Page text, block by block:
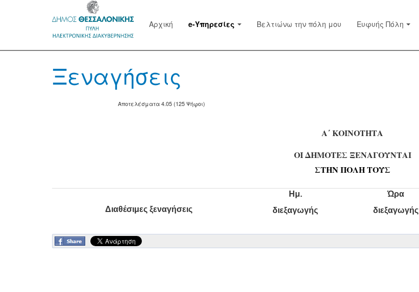
Αρχική e-Υπηρεσίες Βελτιώνω την πόλη μου Ευφυής Πόλη
Ξεναγήσεις
Αποτελέσματα 4.05 (125 Ψήφοι)
Α΄ ΚΟΙΝΟΤΗΤΑ
ΟΙ ΔΗΜΟΤΕΣ ΞΕΝΑΓΟΥΝΤΑΙ
ΣΤΗΝ ΠΟΛΗ ΤΟΥΣ
Διαθέσιμες ξεναγήσεις
Ημ.
διεξαγωγής
Ώρα
διεξαγωγής